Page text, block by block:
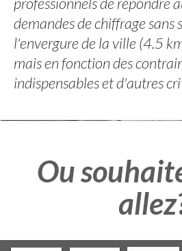
demandes de chiffrage sans
l'envergure de la ville (4.5
mais en fonction des
indispensables et d'autres
Ou